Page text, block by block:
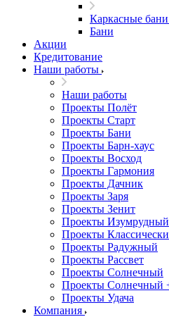
Каркасные
Бани
Акции
Кредитование
Наши работы
Наши работы
Проекты Полёт
Проекты Старт
Проекты Бани
Проекты Барн-хаус
Проекты Восход
Проекты Гармония
Проекты Дачник
Проекты Заря
Проекты Зенит
Проекты Изумрудный
Проекты
Проекты Радужный
Проекты Рассвет
Проекты Солнечный
Проекты Солнечный
Проекты Удача
Компания